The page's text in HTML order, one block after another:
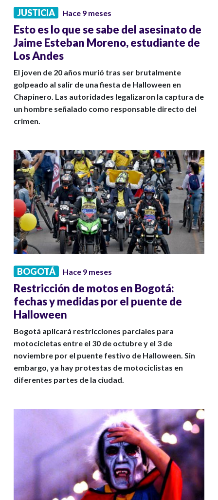
JUSTICIA Hace 9 meses
Esto es lo que se sabe del asesinato de
Jaime Esteban Moreno, estudiante de
Los Andes
El joven de 20 años murió tras ser brutalmente
golpeado al salir de una fiesta de Halloween en
Chapinero. Las autoridades legalizaron la captura de
un hombre señalado como responsable directo del
crimen.
BOGOTÁ Hace 9 meses
Restricción de motos en Bogotá:
fechas y medidas por el puente de
Halloween
Bogotá aplicará restricciones parciales para
motocicletas entre el 30 de octubre y el 3 de
noviembre por el puente festivo de Halloween. Sin
embargo, ya hay protestas de motociclistas en
diferentes partes de la ciudad.